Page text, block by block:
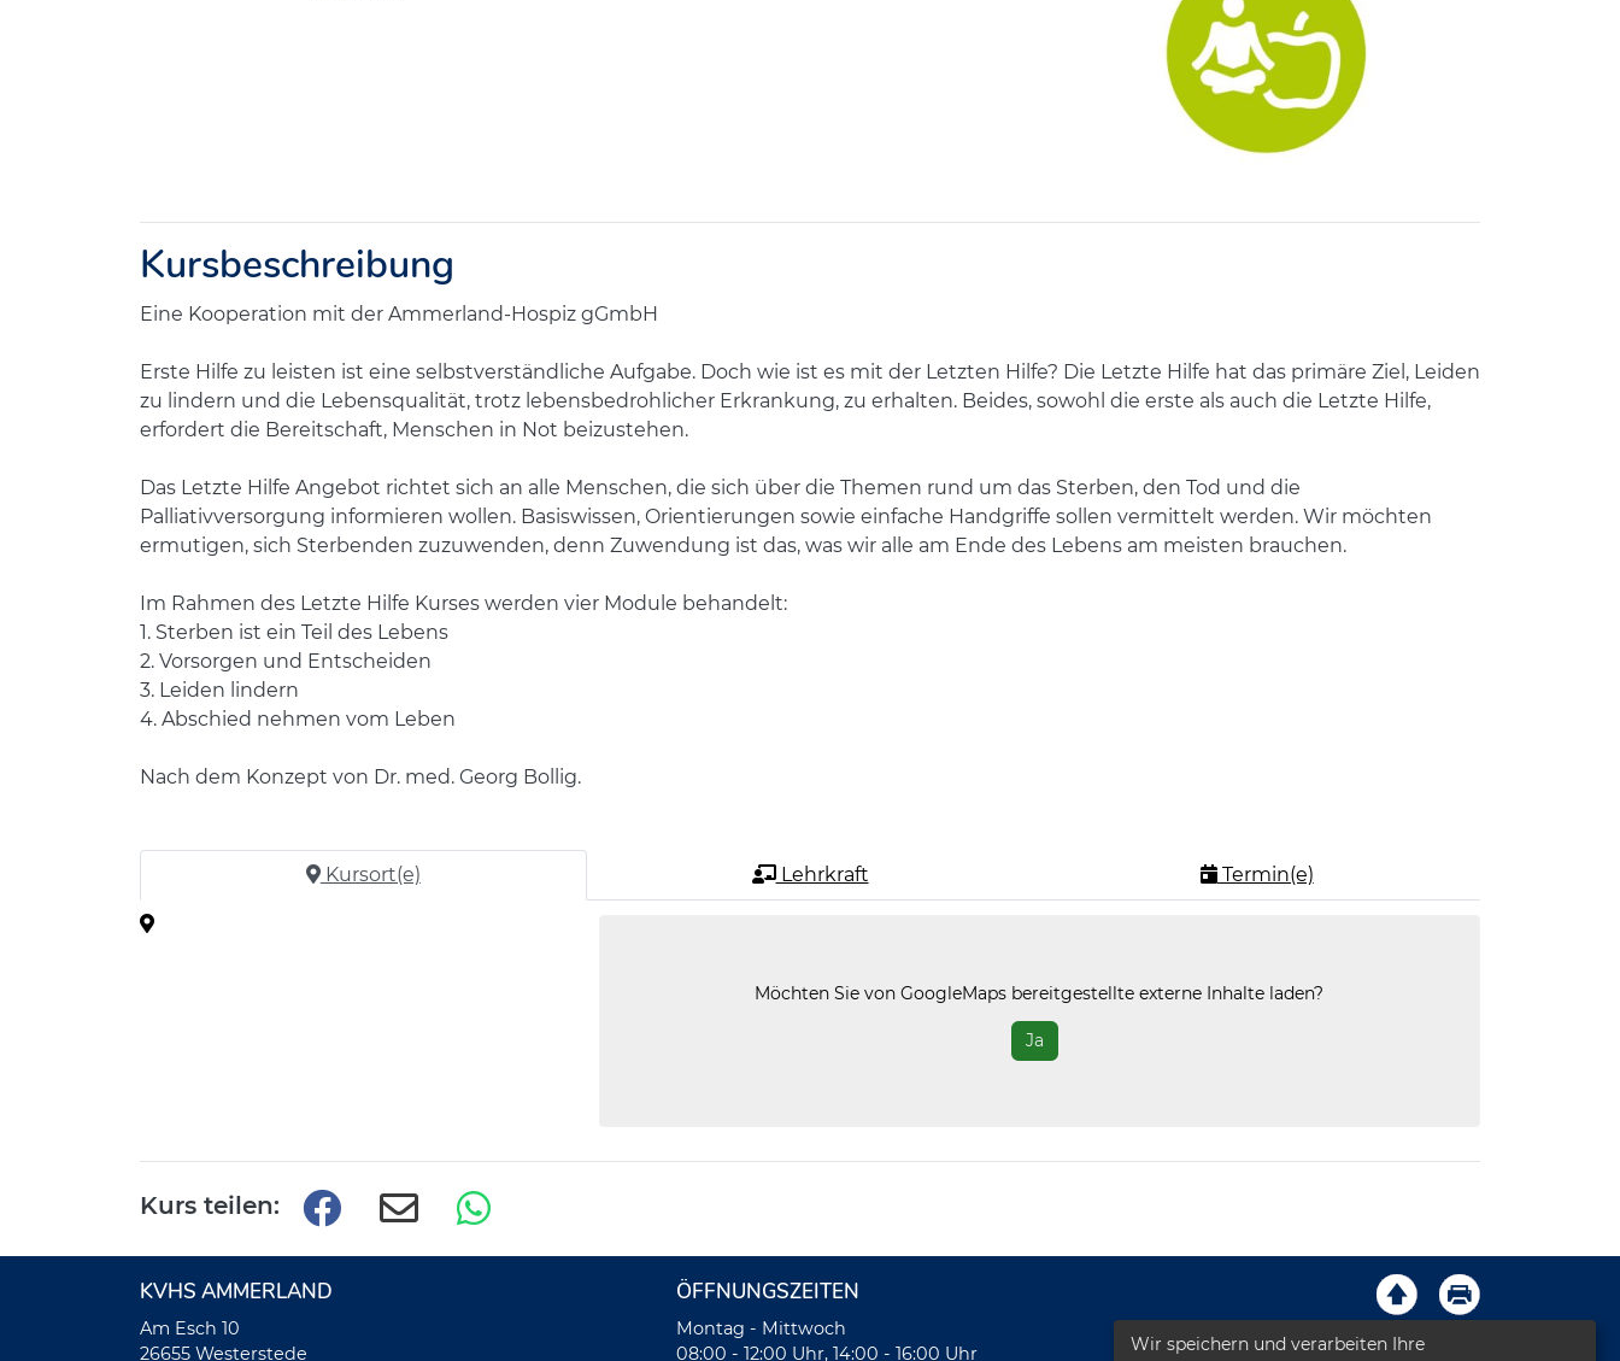
Kursbeschreibung
Eine Kooperation mit der Ammerland-Hospiz gGmbH
Erste Hilfe zu leisten ist eine selbstverständliche Aufgabe. Doch wie ist es mit der Letzten Hilfe? Die Letzte Hilfe hat das primäre Ziel, Leiden
zu lindern und die Lebensqualität, trotz lebensbedrohlicher Erkrankung, zu erhalten. Beides, sowohl die erste als auch die Letzte Hilfe,
erfordert die Bereitschaft, Menschen in Not beizustehen.
Das Letzte Hilfe Angebot richtet sich an alle Menschen, die sich über die Themen rund um das Sterben, den Tod und die
Palliativversorgung informieren wollen. Basiswissen, Orientierungen sowie einfache Handgriffe sollen vermittelt werden. Wir möchten
ermutigen, sich Sterbenden zuzuwenden, denn Zuwendung ist das, was wir alle am Ende des Lebens am meisten brauchen.
Im Rahmen des Letzte Hilfe Kurses werden vier Module behandelt:
1. Sterben ist ein Teil des Lebens
2. Vorsorgen und Entscheiden
3. Leiden lindern
4. Abschied nehmen vom Leben
Nach dem Konzept von Dr. med. Georg Bollig.
Kursort(e) Lehrkraft Termin(e)
Möchten Sie vonGoogleMaps bereitgestellte externe Inhalte laden?
Ja
Kurs teilen:
KVHS AMMERLAND
Am Esch 10
26655 Westerstede
ÖFFNUNGSZEITEN
Montag - Mittwoch
08:00 - 12:00 Uhr, 14:00 - 16:00 Uhr
Impressum AGB Kontakt
Wir speichern und verarbeiten Ihre